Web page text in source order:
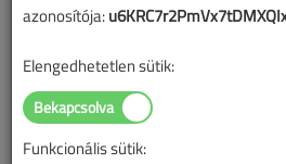
azonosítója:
Elengedhetetlen sütik:
Funkcionális sütik: